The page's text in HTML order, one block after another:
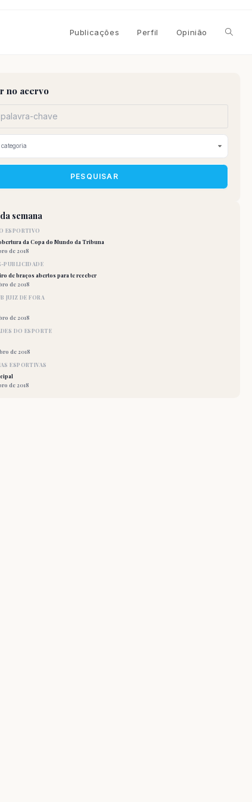
Publicações Perfil Opinião
site
no acervo
PESQUISAR
semana
ESPORTIVO
da Copa do Mundo da Tribuna
de 2018
PUBLICIDADE
de braços abertos para te receber
de 2018
JUIZ DE FORA
de 2018
DO ESPORTE
de 2018
ESPORTIVAS
de 2018